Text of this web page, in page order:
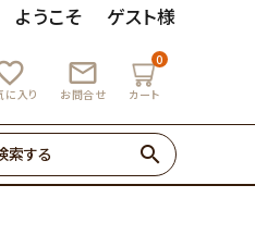
ようこそ ゲスト様
に入り
mail_outline
お問合せ
0
カート
search
ド
め